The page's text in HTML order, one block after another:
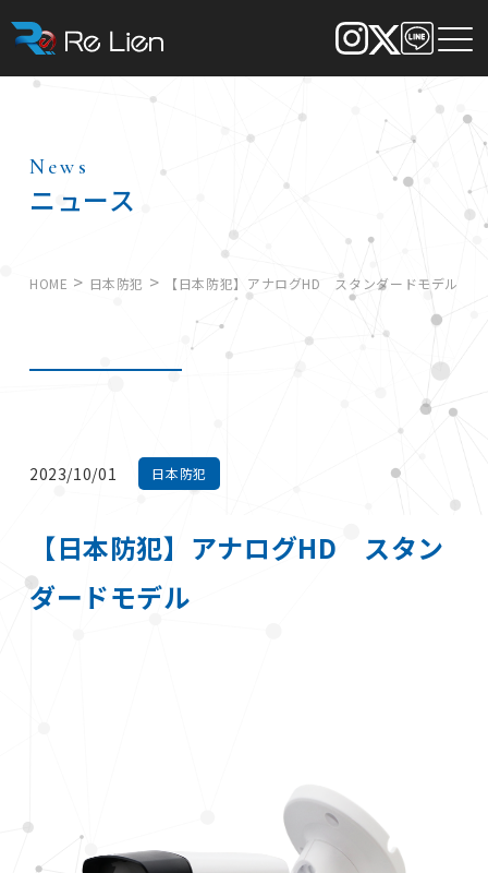
News
ニュース
HOME > 日本防犯 > 【日本防犯】アナログHD スタンダードモデル
2023/10/01 日本防犯
【日本防犯】アナログHD スタン
ダードモデル